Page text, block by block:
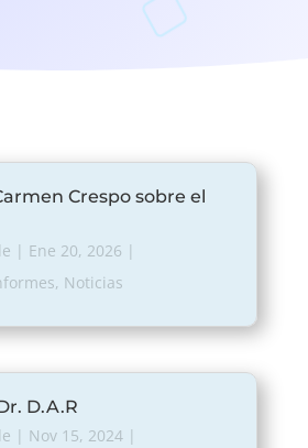
Crespo sobre el
| Ene 20, 2026 |
, Noticias
D.A.R
| Nov 15, 2024|